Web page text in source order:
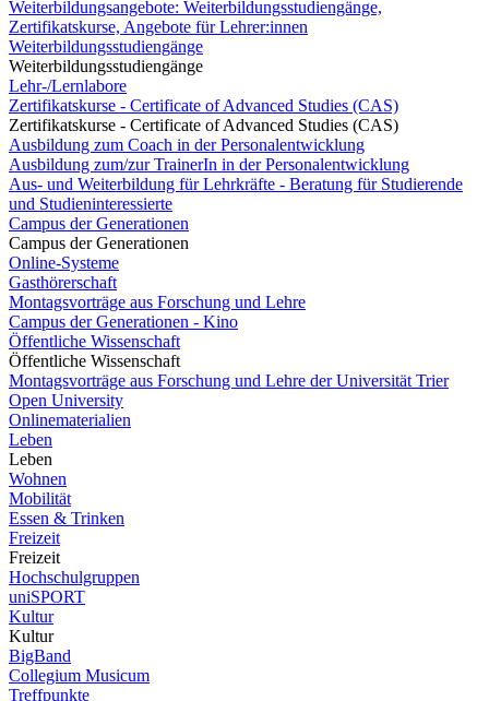
Weiterbildungsangebote: Weiterbildungsstudiengänge,
Zertifikatskurse, Angebote für Lehrer:innen
Weiterbildungsstudiengänge
Weiterbildungsstudiengänge
Lehr-/Lernlabore
Zertifikatskurse - Certificate of Advanced Studies (CAS)
Zertifikatskurse - Certificate of Advanced Studies (CAS)
Ausbildung zum Coach in der Personalentwicklung
Ausbildung zum/zur TrainerIn in der Personalentwicklung
Aus- und Weiterbildung für Lehrkräfte - Beratung für Studierende
und Studieninteressierte
Campus der Generationen
Campus der Generationen
Online-Systeme
Gasthörerschaft
Montagsvorträge aus Forschung und Lehre
Campus der Generationen - Kino
Öffentliche Wissenschaft
Öffentliche Wissenschaft
Montagsvorträge aus Forschung und Lehre der Universität Trier
Open University
Onlinematerialien
Leben
Leben
Wohnen
Mobilität
Essen & Trinken
Freizeit
Freizeit
Hochschulgruppen
uniSPORT
Kultur
Kultur
BigBand
Collegium Musicum
Treffpunkte